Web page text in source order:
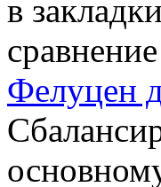
в закладки
сравнение
Фелуцен